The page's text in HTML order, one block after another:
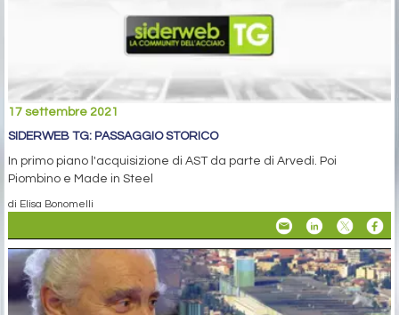
17 settembre 2021
SIDERWEB TG: PASSAGGIO STORICO
In primo piano l'acquisizione di AST da parte di Arvedi. Poi
Piombino e Made in Steel
di Elisa Bonomelli